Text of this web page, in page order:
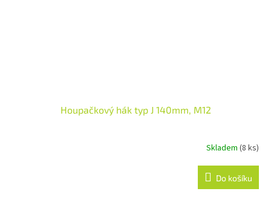
Houpačkový hák typ J 140mm, M12
Skladem (8 ks)
Do košíku